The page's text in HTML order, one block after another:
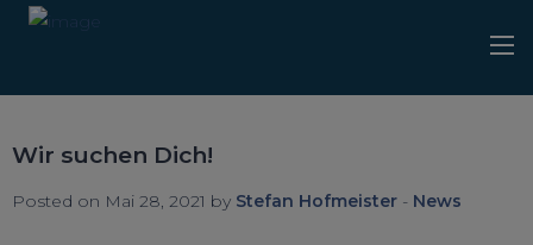
Wir suchen Dich!
Posted on Mai 28, 2021 by Stefan Hofmeister - News